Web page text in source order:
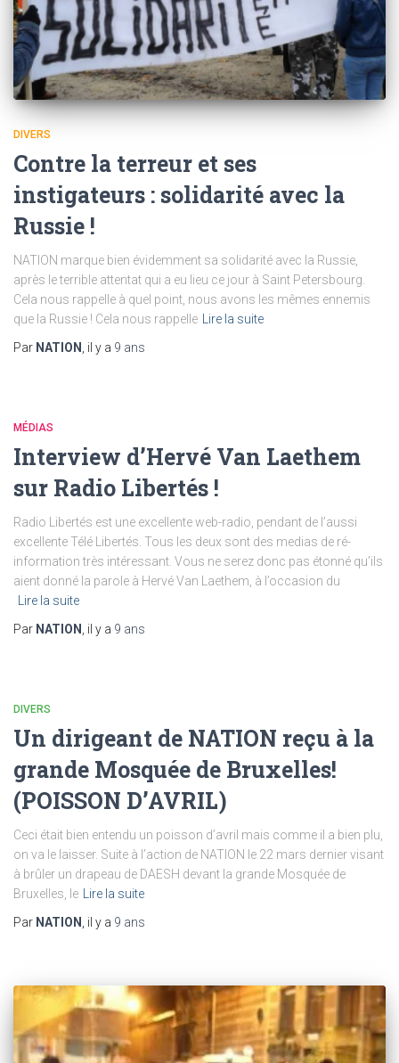
DIVERS
Contre la terreur et ses
instigateurs : solidarité avec la
Russie !
NATION marque bien évidemment sa solidarité avec la Russie,
après le terrible attentat qui a eu lieu ce jour à Saint Petersbourg.
Cela nous rappelle à quel point, nous avons les mêmes ennemis
que la Russie ! Cela nous rappelle
Lire la suite
Par NATION , il y a 9 ans
MÉDIAS
Interview d’Hervé Van Laethem
sur Radio Libertés !
Radio Libertés est une excellente web-radio, pendant de l’aussi
excellente Télé Libertés. Tous les deux sont des medias de ré-
information très intéressant. Vous ne serez donc pas étonné qu’ils
aient donné la parole à Hervé Van Laethem, à l’occasion du
Lire la suite
Par NATION , il y a 9 ans
DIVERS
Un dirigeant de NATION reçu à la
grande Mosquée de Bruxelles!
(POISSON D’AVRIL)
Ceci était bien entendu un poisson d’avril mais comme il a bien plu,
on va le laisser. Suite à l’action de NATION le 22 mars dernier visant
à brûler un drapeau de DAESH devant la grande Mosquée de
Bruxelles, le
Lire la suite
Par NATION , il y a 9 ans